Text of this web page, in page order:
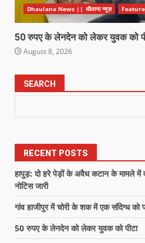
Dhaulana News || धौलाना न्यूज़
50 रुपए के लेनदेन को लेकर युवक को
August 8, 2026
SEARCH
RECENT POSTS
हापुड़: दो हरे पेड़ों के अवैध कटान के मामले में
नोटिस जारी
गांव हाजीपुर में चोरी के शक में एक संदिग्ध को
50 रुपए के लेनदेन को लेकर युवक को पीटा